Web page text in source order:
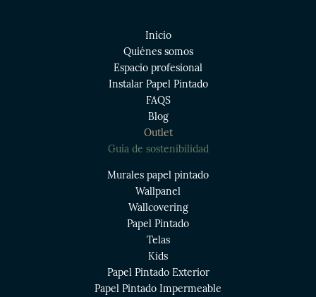
Inicio
Quiénes somos
Espacio profesional
Instalar Papel Pintado
FAQS
Blog
Outlet
Guía de sostenibilidad
Murales papel pintado
Wallpanel
Wallcovering
Papel Pintado
Telas
Kids
Papel Pintado Exterior
Papel Pintado Impermeable